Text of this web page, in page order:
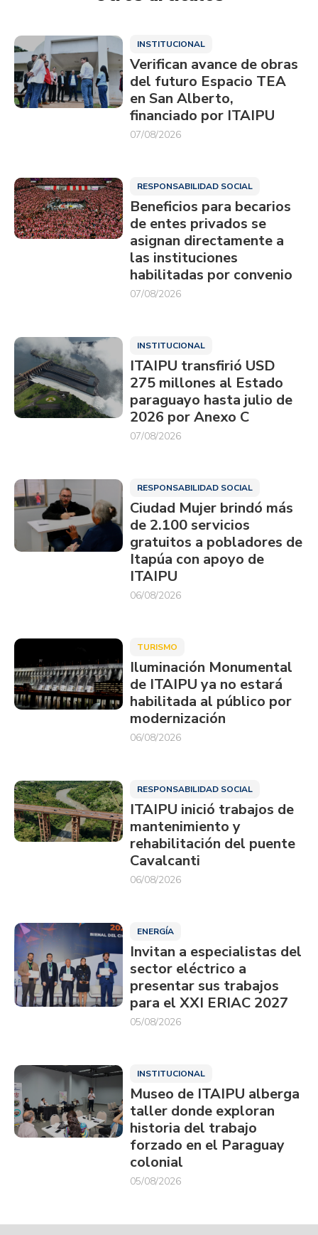
INSTITUCIONAL
Verifican avance de obras
del futuro Espacio TEA
en San Alberto,
financiado por ITAIPU
07/08/2026
RESPONSABILIDAD SOCIAL
Beneficios para becarios
de entes privados se
asignan directamente a
las instituciones
habilitadas por convenio
07/08/2026
INSTITUCIONAL
ITAIPU transfirió USD
275 millones al Estado
paraguayo hasta julio de
2026 por Anexo C
07/08/2026
RESPONSABILIDAD SOCIAL
Ciudad Mujer brindó más
de 2.100 servicios
gratuitos a pobladores de
Itapúa con apoyo de
ITAIPU
06/08/2026
TURISMO
Iluminación Monumental
de ITAIPU ya no estará
habilitada al público por
modernización
06/08/2026
RESPONSABILIDAD SOCIAL
ITAIPU inició trabajos de
mantenimiento y
rehabilitación del puente
Cavalcanti
06/08/2026
ENERGÍA
Invitan a especialistas del
sector eléctrico a
presentar sus trabajos
para el XXI ERIAC 2027
05/08/2026
INSTITUCIONAL
Museo de ITAIPU alberga
taller donde exploran
historia del trabajo
forzado en el Paraguay
colonial
05/08/2026